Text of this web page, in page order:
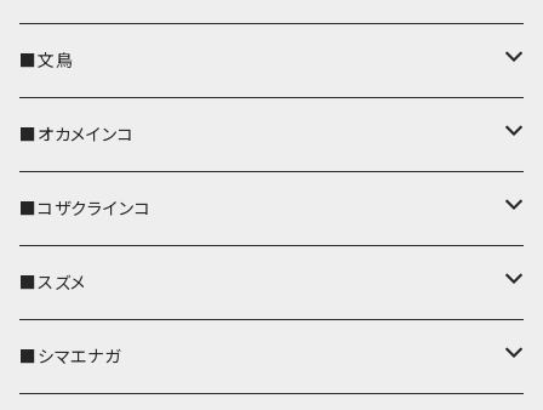
キーカバー
キーホルダー
パスケース
リール付きストラップ
リールのみ
IDカードホルダー
■文鳥
キーカバー
キーホルダー
パスケース
リール付きストラップ
■オカメインコ
キーカバー
キーホルダー
パスケース
■コザクラインコ
キーカバー
キーホルダー
■スズメ
キーカバー
■シマエナガ